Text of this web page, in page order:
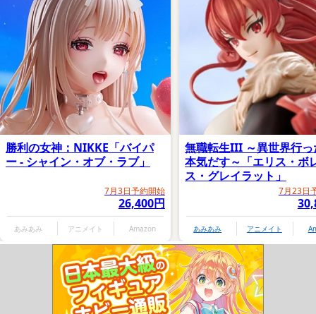
商品情報ページ
https://www.goodsmile.info/ja/product/15232/
GOODSMILE ONLINE SHOP内商品購入ページ
勝利の女神：NIKKE「バイパ
ー - シャイン・オブ・ラブ」
7月3日予約開始
26,400円
あみあみ アニメイト Amazon
無職転生III ～異世界行っ
本気だす～「エリス・ボ
ス・グレイラット」
7月23日
あみあみ アニメイト